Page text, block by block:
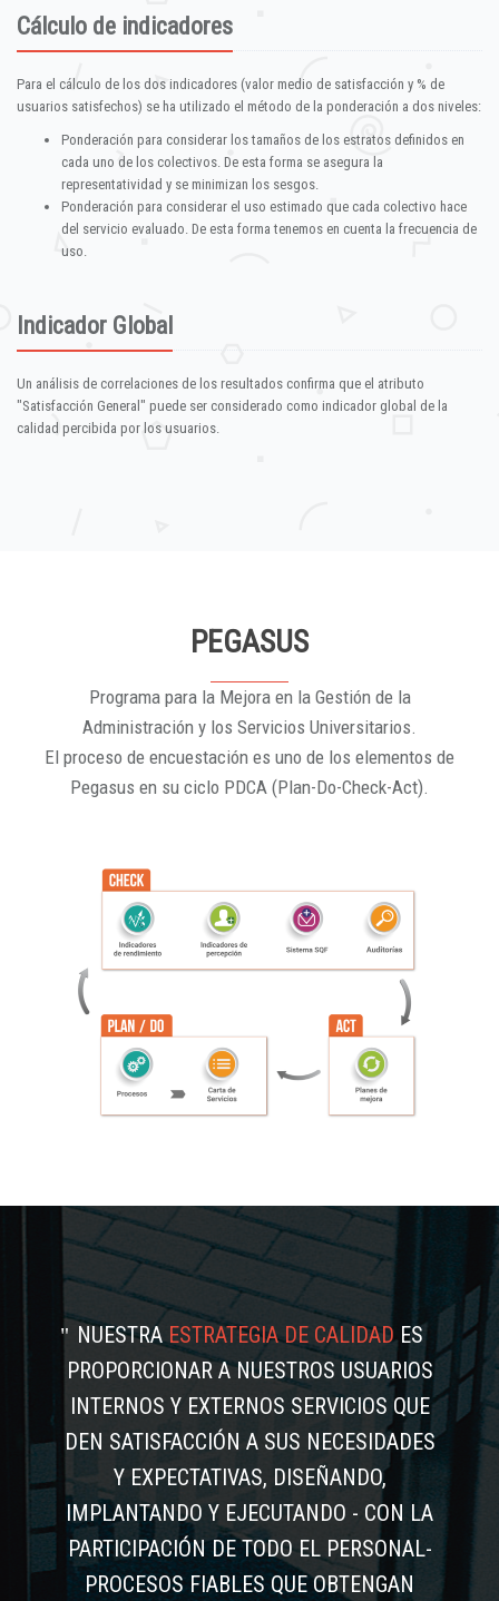
Cálculo de indicadores
Para el cálculo de los dos indicadores (valor medio de satisfacción y % de
usuarios satisfechos) se ha utilizado el método de la ponderación a dos niveles:
Ponderación para considerar los tamaños de los estratos definidos en
cada uno de los colectivos. De esta forma se asegura la
representatividad y se minimizan los sesgos.
Ponderación para considerar el uso estimado que cada colectivo hace
del servicio evaluado. De esta forma tenemos en cuenta la frecuencia de
uso.
Indicador Global
Un análisis de correlaciones de los resultados confirma que el atributo
"Satisfacción General" puede ser considerado como indicador global de la
calidad percibida por los usuarios.
PEGASUS
Programa para la Mejora en la Gestión de la
Administración y los Servicios Universitarios.
El proceso de encuestación es uno de los elementos de
Pegasus en su ciclo PDCA (Plan-Do-Check-Act).
NUESTRAESTRATEGIA DE CALIDADES
PROPORCIONAR A NUESTROS USUARIOS
INTERNOS Y EXTERNOS SERVICIOS QUE
DEN SATISFACCIÓN A SUS NECESIDADES
Y EXPECTATIVAS, DISEÑANDO,
IMPLANTANDO Y EJECUTANDO - CON LA
PARTICIPACIÓN DE TODO EL PERSONAL-
PROCESOS FIABLES QUE OBTENGAN